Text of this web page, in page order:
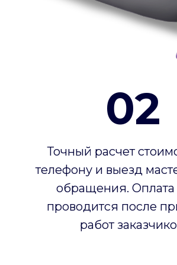
Точный расчет
телефону и выезд
обращения. Оплата
проводится после
работ
02